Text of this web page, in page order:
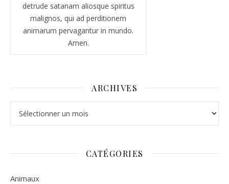
detrude satanam aliosque spiritus
malignos, qui ad perditionem
animarum pervagantur in mundo.
Amen.
ARCHIVES
CATÉGORIES
Animaux